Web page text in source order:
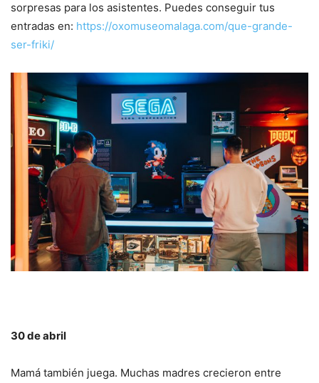
sorpresas para los asistentes. Puedes conseguir tus
entradas en: https://oxomuseomalaga.com/que-grande-
ser-friki/
30 de abril
Mamá también juega. Muchas madres crecieron entre